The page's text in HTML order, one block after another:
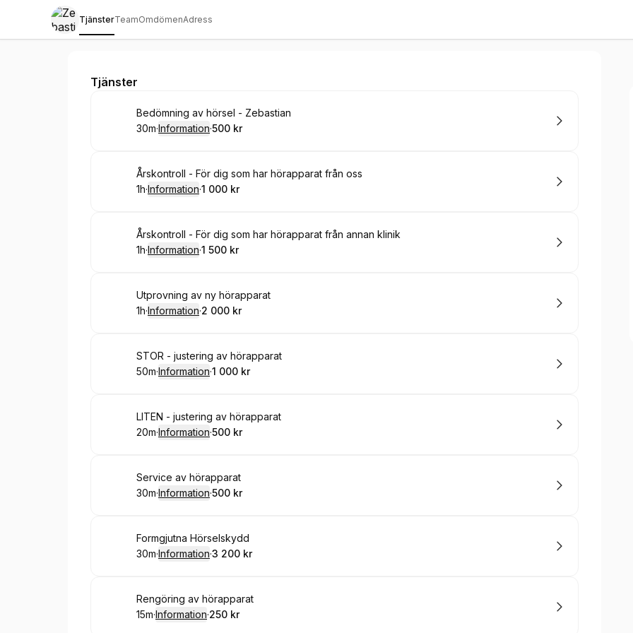
TjänsterTeamOmdömenAdress
Zebastians Hörselklinik
Tjänster
Boka
Bedömning av hörsel - Zebastian
.Varaktighet:
30m·Information·
.Pris:
500 kr
Boka
Årskontroll - För dig som har hörapparat från oss
.Varaktighet :
1h·Information·
. Pris
1 000 kr
Boka
Årskontroll - För dig som har hörapparat från annan klinik
.Varaktighet :
1h·Information·
. Pris
1 500 kr
Boka
Utprovning av ny hörapparat
.Varaktighet :
1h·Information·
. Pris:
2 000 kr
Boka
STOR - justering av hörapparat
.Varaktighet:
50m·Information·
. Pris
1 000 kr
Boka
LITEN - justering av hörapparat
.Varaktighet:
20m·Information·
.Pris:
500 kr
Boka
Service av hörapparat
.Varaktighet:
30m·Information·
.Pris:
500 kr
Boka
Formgjutna Hörselskydd
.Varaktighet:
30m·Information·
. Pris:
3 200 kr
Boka
Rengöring av hörapparat
.Varaktighet:
15m·Information·
.Pris:
250 kr